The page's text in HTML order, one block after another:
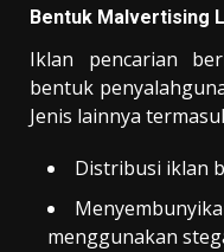
Bentuk Malvertising
Iklan pencarian
bentuk
Jenis lainnya
Distribusi iklan
menggunakan